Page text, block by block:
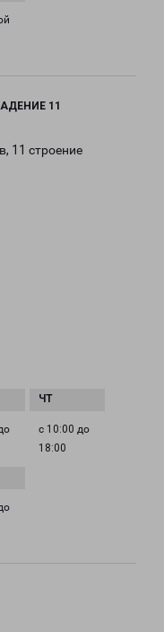
11
11 строение
с 10:00 до
18:00